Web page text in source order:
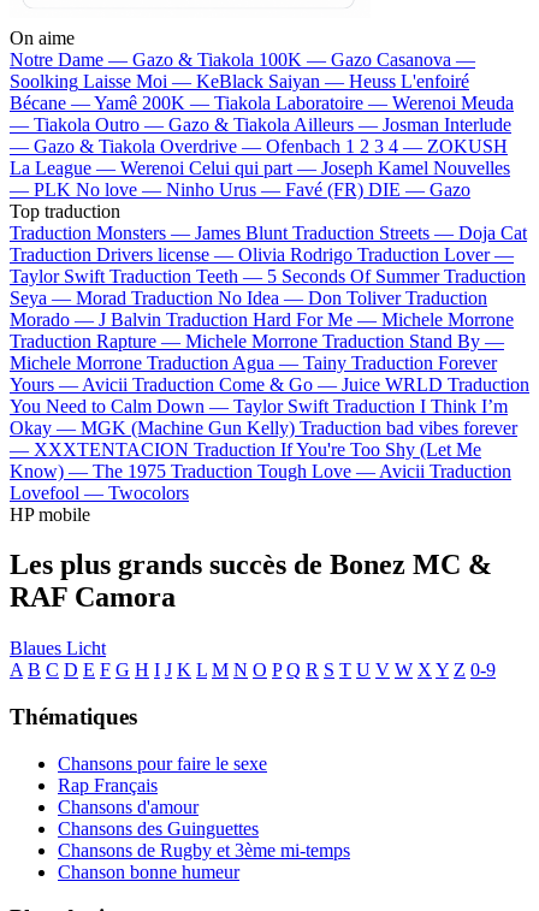
On aime
Notre Dame — Gazo & Tiakola 100K — Gazo Casanova —
Soolking Laisse Moi — KeBlack Saiyan — Heuss L'enfoiré
Bécane —Yamê 200K — Tiakola Laboratoire — Werenoi Meuda
— Tiakola Outro — Gazo & Tiakola Ailleurs — Josman Interlude
— Gazo & Tiakola Overdrive — Ofenbach 1 2 3 4 — ZOKUSH
La League — Werenoi Celui qui part — Joseph Kamel Nouvelles
— PLK No love — Ninho Urus — Favé (FR) DIE — Gazo
Top traduction
Traduction Monsters — James Blunt Traduction Streets — Doja Cat
Traduction Drivers license — Olivia Rodrigo Traduction Lover —
Taylor Swift Traduction Teeth — 5 Seconds Of Summer Traduction
Seya — Morad Traduction No Idea — Don Toliver Traduction
Morado — J Balvin Traduction Hard For Me — Michele Morrone
Traduction Rapture — Michele Morrone Traduction Stand By —
Michele Morrone Traduction Agua — Tainy Traduction Forever
Yours — Avicii Traduction Come & Go — Juice WRLD Traduction
You Need to Calm Down — Taylor Swift Traduction I Think I’m
Okay — MGK (Machine Gun Kelly) Traduction bad vibes forever
— XXXTENTACION Traduction If You're Too Shy (Let Me
Know) — The 1975 Traduction Tough Love — Avicii Traduction
Lovefool — Twocolors
HP mobile
Les plus grands succès de Bonez MC &
RAF Camora
Blaues Licht
A B C D E F G H I J K L M N O P Q R S T U V W X Y Z 0-9
Thématiques
Chansons pour faire le sexe
Rap Français
Chansons d'amour
Chansons des Guinguettes
Chansons de Rugby et 3ème mi-temps
Chanson bonne humeur